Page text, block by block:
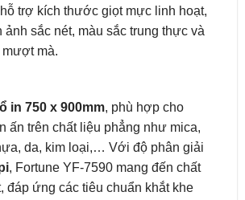
trợ kích thước giọt mực linh hoạt,
ảnh sắc nét, màu sắc trung thực và
mượt mà.
in 750 x 900mm, phù hợp cho
ấn trên chất liệu phẳng như mica,
da, kim loại,… Với độ phân giải
, Fortune YF-7590 mang đến chất
đáp ứng các tiêu chuẩn khắt khe